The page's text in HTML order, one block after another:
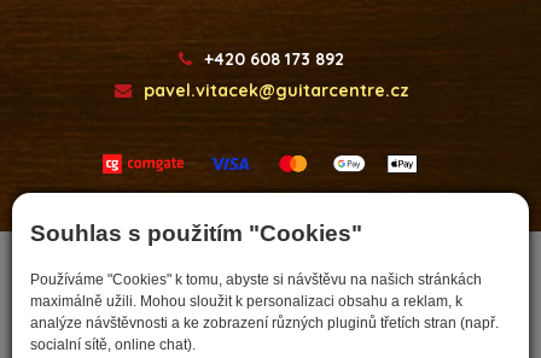
Souhlas s použitím "Cookies"
Používáme "Cookies" k tomu, abyste si návštěvu na našich stránkách
maximálně užili. Mohou sloužit k personalizaci obsahu a reklam, k
analýze návštěvnosti a ke zobrazení různých pluginů třetích stran (např.
socialní sítě, online chat).
+420 608 173 892
pavel.vitacek@guitarcentre.cz